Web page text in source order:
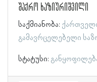
შაქრო ხაზიურიშვილი
საქმიანობა:
გამავრცელებელი
სტატუსი: